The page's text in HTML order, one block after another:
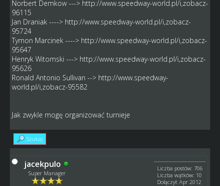
Norbert Demkow ---> http://www.speedway-world.pl/i,zobacz-
96115
Jan Draniak ----> http://www.speedway-world.pl/i,zobacz-
95724
Tymon Marcinek ----> http://www.speedway-world.pl/i,zobacz-
95647
Henryk Witomski ---> http://www.speedway-world.pl/i,zobacz-
95626
Ronald Antonio Sullivan --> http://www.speedway-
world.pl/i,zobacz-95582
Jak zwykle mogę organizować turnieje
Szukaj
jacekpulo
Super Manager
Liczba postów: 706
Liczba wątków: 10
Dołączył: Apr 2012